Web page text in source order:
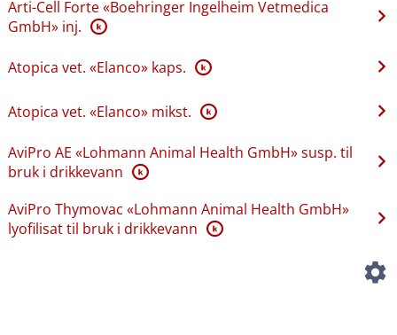
Arti-Cell Forte «Boehringer Ingelheim Vetmedica
GmbH» inj. K
Atopica vet. «Elanco» kaps. K
Atopica vet. «Elanco» mikst. K
AviPro AE «Lohmann Animal Health GmbH» susp. til
bruk i drikkevann K
AviPro Thymovac «Lohmann Animal Health GmbH»
lyofilisat til bruk i drikkevann K